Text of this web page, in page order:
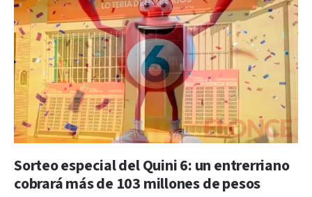
Sorteo especial del Quini 6: un entrerriano
cobrará más de 103 millones de pesos